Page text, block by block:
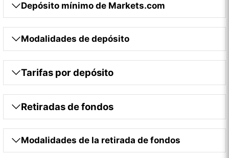
Depósito mínimo de Markets.com
Modalidades de depósito
Tarifas por depósito
Retiradas de fondos
Modalidades de la retirada de fondos